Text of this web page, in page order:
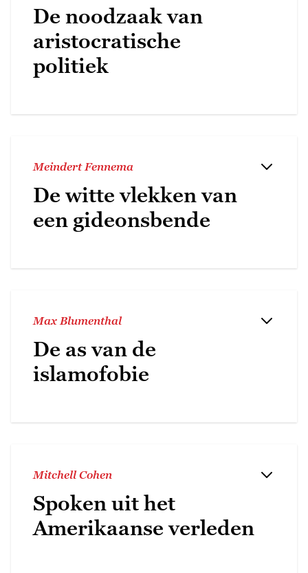
De noodzaak van
aristocratische
politiek
Meindert Fennema
De witte vlekken van
een gideonsbende
Max Blumenthal
De as van de
islamofobie
Mitchell Cohen
Spoken uit het
Amerikaanse verleden